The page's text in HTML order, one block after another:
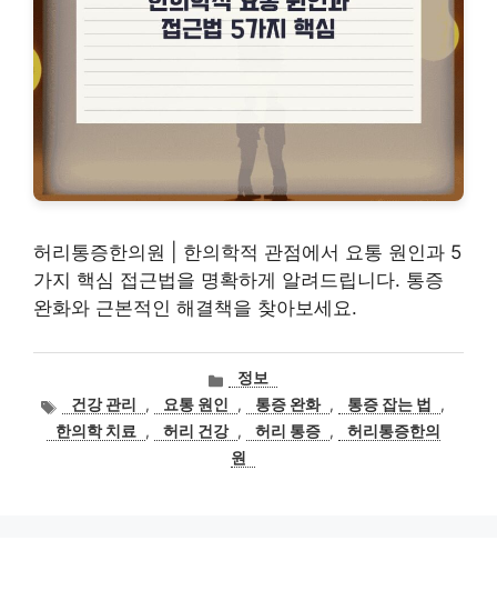
허리통증한의원 | 한의학적 관점에서 요통 원인과 5
가지 핵심 접근법을 명확하게 알려드립니다. 통증
완화와 근본적인 해결책을 찾아보세요.
카
고
리
정보
태
그
건강 관리 , 요통 원인 , 통증 완화 , 통증 잡는 법
,
한의학 치료
, 허리 건강 , 허리 통증 ,
허리통증한의
원